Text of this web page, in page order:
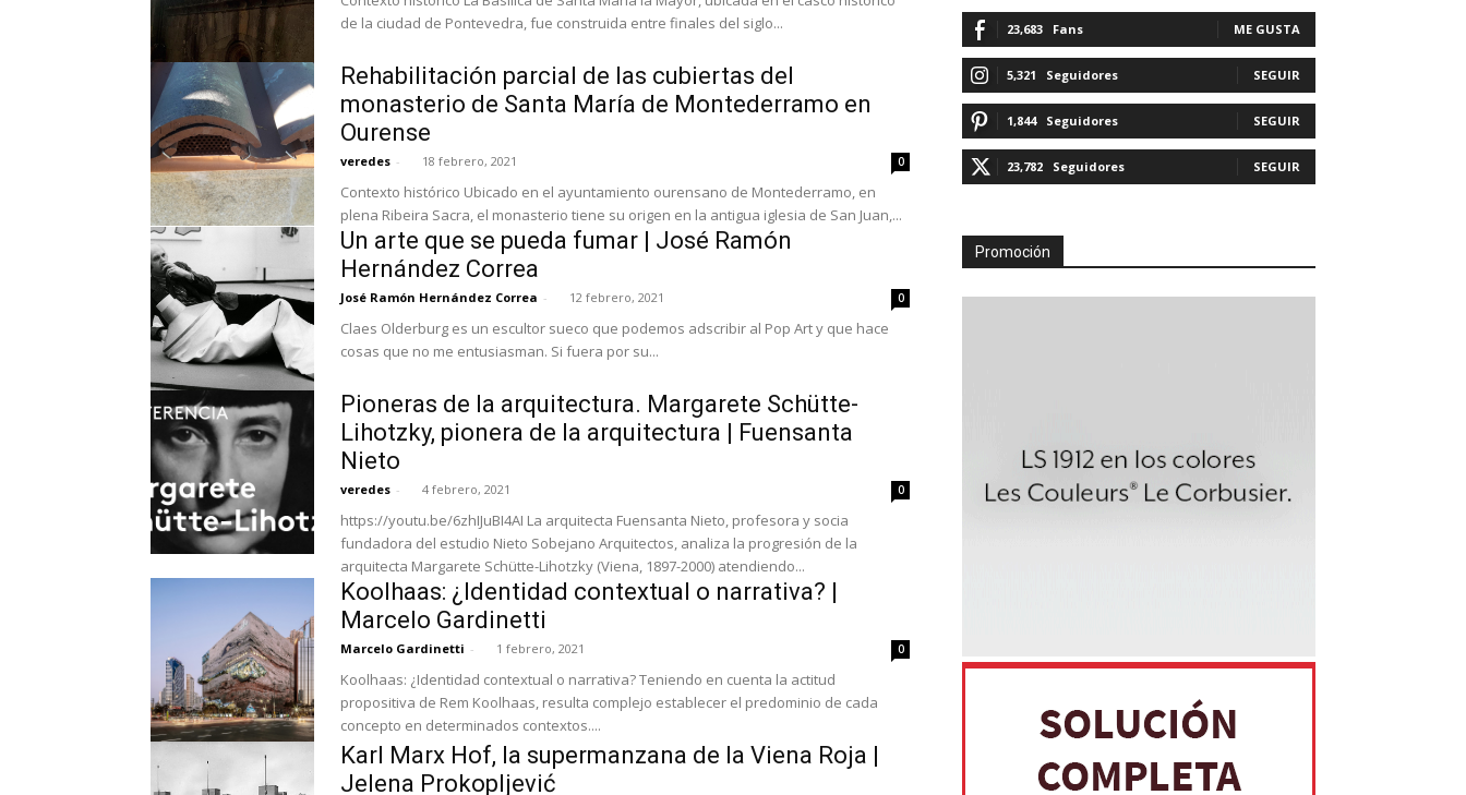
de la ciudad de Pontevedra, fue construida entre finales del siglo...
Rehabilitación parcial de las cubiertas del
monasterio de Santa María de Montederramo en
Ourense
veredes - 18 febrero, 2021 0
Contexto histórico Ubicado en el ayuntamiento ourensano de Montederramo, en
plena Ribeira Sacra, el monasterio tiene su origen en la antigua iglesia de San Juan,...
Un arte que se pueda fumar | José Ramón
Hernández Correa
José Ramón Hernández Correa - 12 febrero, 2021 0
Claes Olderburg es un escultor sueco que podemos adscribir al Pop Art y que hace
cosas que no me entusiasman. Si fuera por su...
Pioneras de la arquitectura. Margarete Schütte-
Lihotzky, pionera de la arquitectura | Fuensanta
Nieto
veredes - 4 febrero, 2021 0
https://youtu.be/6zhIJuBI4AI La arquitecta Fuensanta Nieto, profesora y socia
fundadora del estudio Nieto Sobejano Arquitectos, analiza la progresión de la
arquitecta Margarete Schütte-Lihotzky (Viena, 1897-2000) atendiendo...
Koolhaas: ¿Identidad contextual o narrativa? |
Marcelo Gardinetti
Marcelo Gardinetti - 1 febrero, 2021 0
Koolhaas: ¿Identidad contextual o narrativa? Teniendo en cuenta la actitud
propositiva de Rem Koolhaas, resulta complejo establecer el predominio de cada
concepto en determinados contextos....
Karl Marx Hof, la supermanzana de la Viena Roja |
Jelena Prokopljević
23,683 Fans ME GUSTA
5,321 Seguidores SEGUIR
1,844 Seguidores SEGUIR
23,782 Seguidores SEGUIR
Promoción